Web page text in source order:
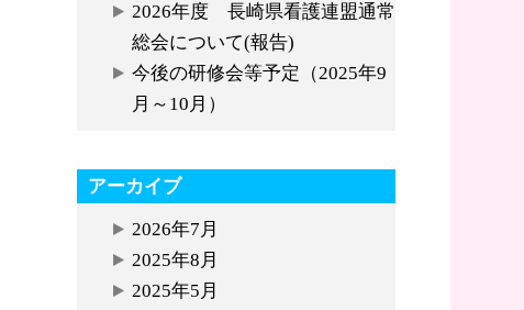
2026年度 長崎県看護連盟通常
総会について(報告)
今後の研修会等予定（2025年9
月～10月）
アーカイブ
2026年7月
2025年8月
2025年5月